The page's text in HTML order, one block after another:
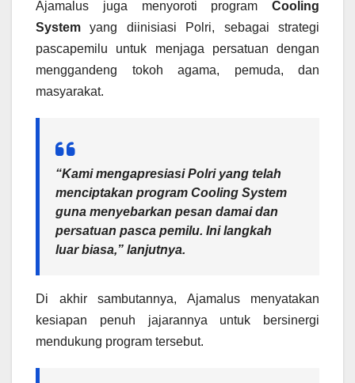
Ajamalus juga menyoroti program Cooling
System yang diinisiasi Polri, sebagai strategi
pascapemilu untuk menjaga persatuan dengan
menggandeng tokoh agama, pemuda, dan
masyarakat.
“Kami mengapresiasi Polri yang telah
menciptakan program Cooling System
guna menyebarkan pesan damai dan
persatuan pasca pemilu. Ini langkah
luar biasa,” lanjutnya.
Di akhir sambutannya, Ajamalus menyatakan
kesiapan penuh jajarannya untuk bersinergi
mendukung program tersebut.